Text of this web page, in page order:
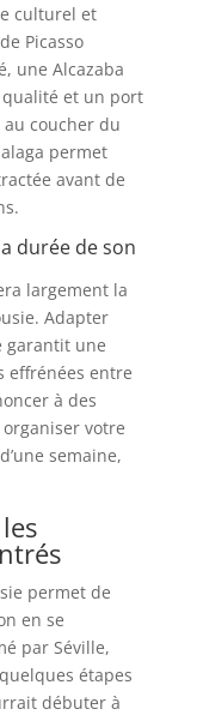
culturel et
Picasso
une Alcazaba
et un port
coucher du
permet
avant de
durée de son
largement la
Adapter
garantit une
effrénées entre
à des
votre
semaine,
permet de
en se
par Séville,
étapes
débuter à